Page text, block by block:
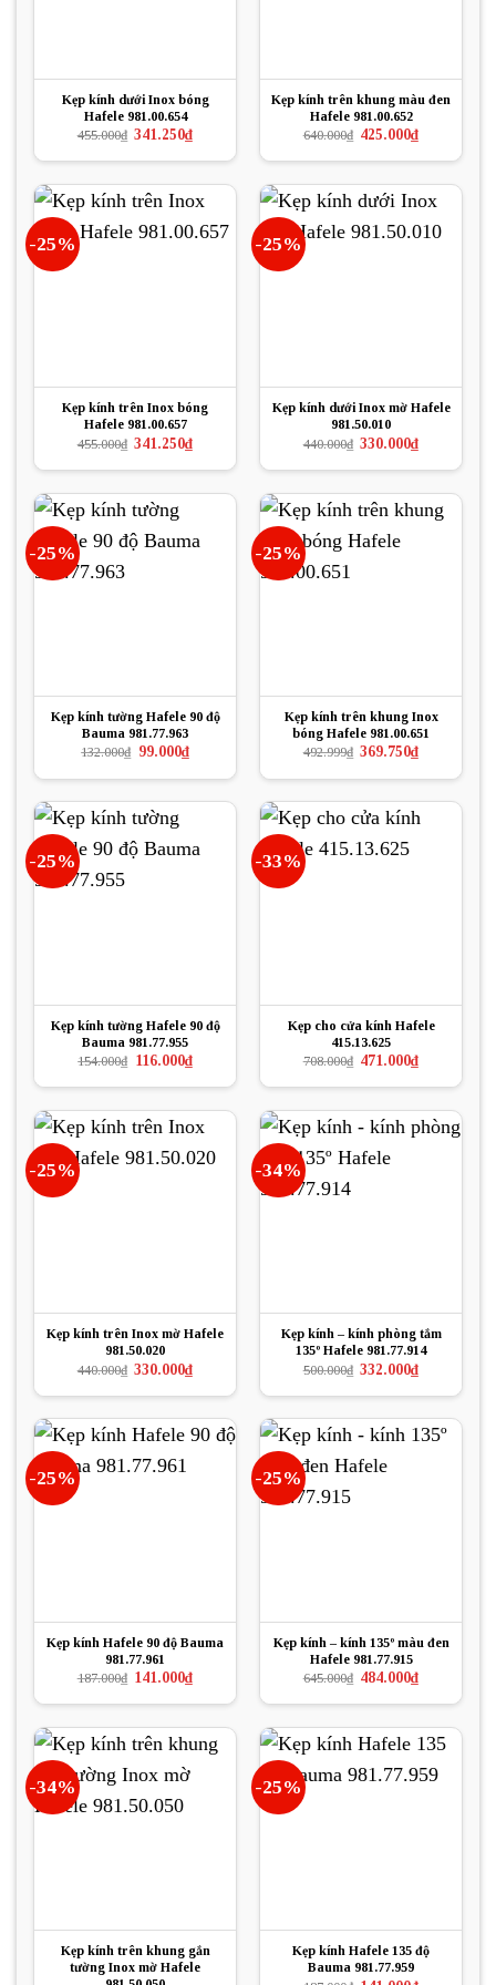
Kẹp kính dưới Inox bóng
Hafele 981.00.654
455.000₫ Giá
là:
341.250₫Giá
hiện
tại
341.250₫.
Kẹp kính trên khung màu đen
Hafele 981.00.652
640.000₫ Giá
là:
425.000₫Giá
hiện
tại
425.000₫.
-25%
Kẹp kính trên Inox bóng
Hafele 981.00.657
455.000₫ Giá
là:
341.250₫Giá
hiện
tại
341.250₫.
-25%
Kẹp kính dưới Inox mờ Hafele
981.50.010
440.000₫ Giá
là:
330.000₫Giá
hiện
tại
330.000₫.
-25%
Kẹp kính tường Hafele 90 độ
Bauma 981.77.963
132.000₫ Giá
là:
99.000₫Giá
hiện
tại
99.000₫.
-25%
Kẹp kính trên khung Inox
bóng Hafele 981.00.651
492.999₫ Giá
là:
369.750₫Giá
hiện
tại
369.750₫.
-25%
Kẹp kính tường Hafele 90 độ
Bauma 981.77.955
154.000₫ Giá
là:
116.000₫Giá
hiện
tại
116.000₫.
-33%
Kẹp cho cửa kính Hafele
415.13.625
708.000₫ Giá
là:
471.000₫Giá
hiện
tại
471.000₫.
-25%
Kẹp kính trên Inox mờ Hafele
981.50.020
440.000₫ Giá
là:
330.000₫Giá
hiện
tại
330.000₫.
-34%
Kẹp kính – kính phòng tắm
135º Hafele 981.77.914
500.000₫ Giá
là:
332.000₫Giá
hiện
tại
332.000₫.
-25%
Kẹp kính Hafele 90 độ Bauma
981.77.961
187.000₫ Giá
là:
141.000₫Giá
hiện
tại
141.000₫.
-25%
Kẹp kính – kính 135º màu đen
Hafele 981.77.915
645.000₫ Giá
là:
484.000₫Giá
hiện
tại
484.000₫.
-34%
Kẹp kính trên khung gắn
tường Inox mờ Hafele
-25%
Kẹp kính Hafele 135 độ
Bauma 981.77.959